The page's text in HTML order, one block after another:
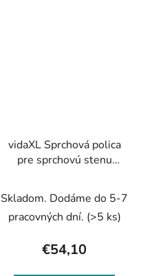
vidaXL Sprchová polica
pre sprchovú stenu
Skladom. Dodáme do 5-7
pracovných dní. (>5 ks)
€54,10